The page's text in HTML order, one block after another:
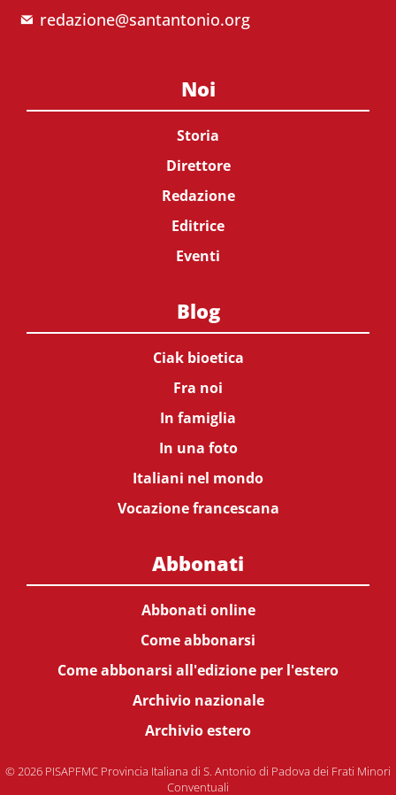
redazione@santantonio.org
Noi
Storia
Direttore
Redazione
Editrice
Eventi
Blog
Ciak bioetica
Fra noi
In famiglia
In una foto
Italiani nel mondo
Vocazione francescana
Abbonati
Abbonati online
Come abbonarsi
Come abbonarsi all'edizione per l'estero
Archivio nazionale
Archivio estero
© 2026 PISAPFMC Provincia Italiana di S. Antonio di Padova dei Frati Minori
Conventuali